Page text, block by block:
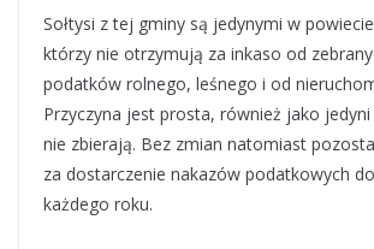
Sołtysi z tej gminy są jedynymi w
którzy nie otrzymują za inkaso od
podatków rolnego, leśnego i od
Przyczyna jest prosta, również jako
nie zbierają. Bez zmian natomiast
za dostarczenie nakazów podatkowych
każdego roku.